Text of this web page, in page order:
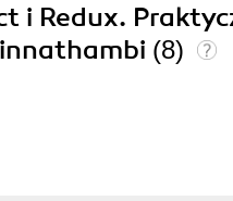
i Redux.
(8)